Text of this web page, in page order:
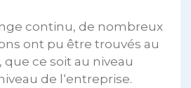
continu, de nombreux
ont pu être trouvés au
que ce soit au niveau
de l‘entreprise.